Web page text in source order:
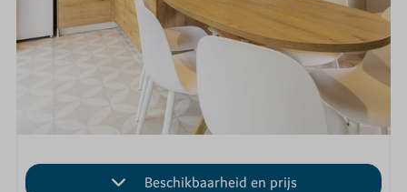
Beschikbaarheid en prijs